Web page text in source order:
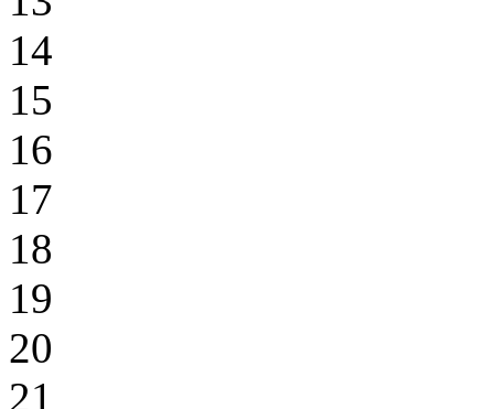
14
15
16
17
18
19
20
21